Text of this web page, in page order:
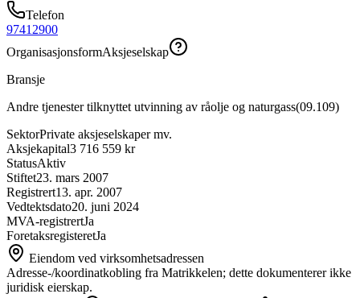
Telefon
97412900
OrganisasjonsformAksjeselskap
Bransje
Andre tjenester tilknyttet utvinning av råolje og naturgass(09.109)
SektorPrivate aksjeselskaper mv.
Aksjekapital3 716 559 kr
StatusAktiv
Stiftet23. mars 2007
Registrert13. apr. 2007
Vedtektsdato20. juni 2024
MVA-registrertJa
ForetaksregisteretJa
Eiendom ved virksomhetsadressen
Adresse-/koordinatkobling fra Matrikkelen; dette dokumenterer ikke
juridisk eierskap.